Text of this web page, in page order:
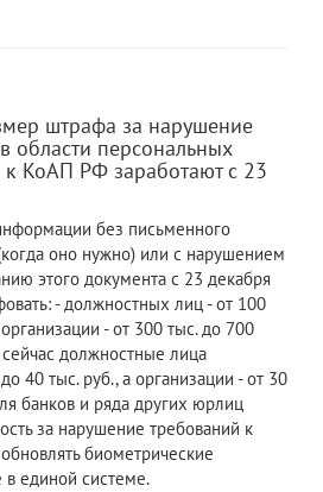
штрафа за нарушение
области персональных
КоАП РФ заработают с 23
без письменного
оно нужно) или с нарушением
этого документа с 23 декабря
- должностных лиц - от 100
- от 300 тыс. до 700
должностные лица
40 тыс. руб., а организации - от 30
банков и ряда других юрлиц
за нарушение требований к
биометрические
единой системе.